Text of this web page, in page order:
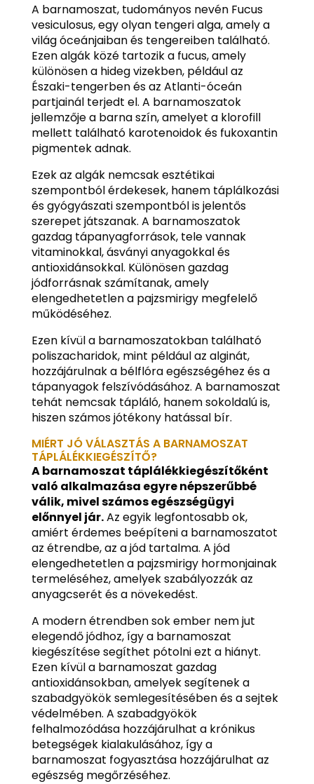
A barnamoszat, tudományos nevén Fucus
vesiculosus, egy olyan tengeri alga, amely a
világ óceánjaiban és tengereiben található.
Ezen algák közé tartozik a fucus, amely
különösen a hideg vizekben, például az
Északi-tengerben és az Atlanti-óceán
partjainál terjedt el. A barnamoszatok
jellemzője a barna szín, amelyet a klorofill
mellett található karotenoidok és fukoxantin
pigmentek adnak.
Ezek az algák nemcsak esztétikai
szempontból érdekesek, hanem táplálkozási
és gyógyászati szempontból is jelentős
szerepet játszanak. A barnamoszatok
gazdag tápanyagforrások, tele vannak
vitaminokkal, ásványi anyagokkal és
antioxidánsokkal. Különösen gazdag
jódforrásnak számítanak, amely
elengedhetetlen a pajzsmirigy megfelelő
működéséhez.
Ezen kívül a barnamoszatokban található
poliszacharidok, mint például az alginát,
hozzájárulnak a bélflóra egészségéhez és a
tápanyagok felszívódásához. A barnamoszat
tehát nemcsak tápláló, hanem sokoldalú is,
hiszen számos jótékony hatással bír.
MIÉRT JÓ VÁLASZTÁS A BARNAMOSZAT
TÁPLÁLÉKKIEGÉSZÍTŐ?
A barnamoszat táplálékkiegészítőként
való alkalmazása egyre népszerűbbé
válik, mivel számos egészségügyi
előnnyel jár.Az egyik legfontosabb ok,
amiért érdemes beépíteni a barnamoszatot
az étrendbe, az a jód tartalma. A jód
elengedhetetlen a pajzsmirigy hormonjainak
termeléséhez, amelyek szabályozzák az
anyagcserét és a növekedést.
A modern étrendben sok ember nem jut
elegendő jódhoz, így a barnamoszat
kiegészítése segíthet pótolni ezt a hiányt.
Ezen kívül a barnamoszat gazdag
antioxidánsokban, amelyek segítenek a
szabadgyökök semlegesítésében és a sejtek
védelmében. A szabadgyökök
felhalmozódása hozzájárulhat a krónikus
betegségek kialakulásához, így a
barnamoszat fogyasztása hozzájárulhat az
egészség megőrzéséhez.